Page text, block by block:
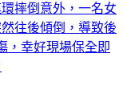
摔倒意外，一名女
往後傾倒，導致後
，幸好現場保全即